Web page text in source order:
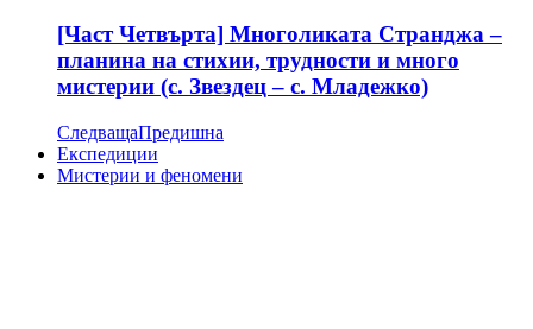
[Част Четвърта] Многоликата Странджа –
планина на стихии, трудности и много
мистерии (с. Звездец – с. Младежко)
СледващаПредишна
Експедиции
Мистерии и феномени